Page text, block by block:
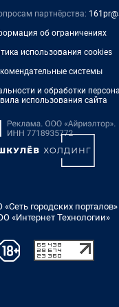
партнёрства:
об ограничениях
использования cookies
системы
и обработки
использования сайта
городских порталов»
«Интернет Технологии»